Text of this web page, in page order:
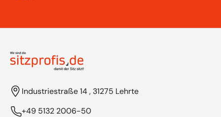
Industriestraße 14 , 31275 Lehrte
+49 5132 2006-50